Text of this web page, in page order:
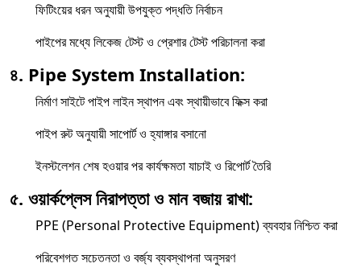
ফিটিংয়ের ধরন অনুযায়ী উপযুক্ত পদ্ধতি নির্বাচন
পাইপের মধ্যে লিকেজ টেস্ট ও প্রেশার টেস্ট পরিচালনা করা
৪. Pipe System Installation:
নির্মাণ সাইটে পাইপ লাইন স্থাপন এবং স্থায়ীভাবে ফিক্স করা
পাইপ রুট অনুযায়ী সাপোর্ট ও হ্যাঙ্গার বসানো
ইনস্টলেশন শেষ হওয়ার পর কার্যক্ষমতা যাচাই ও রিপোর্ট তৈরি
৫. ওয়ার্কপ্লেস নিরাপত্তা ও মান বজায় রাখা:
PPE (Personal Protective Equipment) ব্যবহার নিশ্চিত করা
পরিবেশগত সচেতনতা ও বর্জ্য ব্যবস্থাপনা অনুসরণ